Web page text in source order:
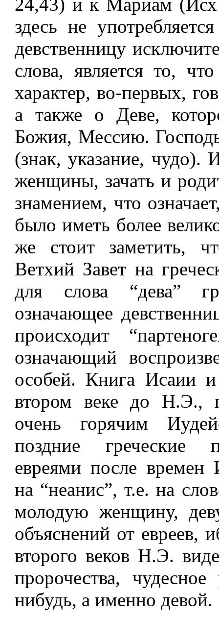
здесь не
девственницу
слова, является то,
характер, во-первых,
а также о Деве,
Божия, Мессию.
(знак, указание,
женщины, зачать и
знамением, что
было иметь более
же стоит заметить,
Ветхий Завет на
для слова “дева”
означающее
происходит
означающий
особей. Книга Исаии
втором веке до Н.Э.,
очень горячим
поздние греческие
евреями после времен
на “неанис”, т.е. на
молодую женщину,
объяснений от евреев,
второго веков Н.Э.
пророчества,
нибудь, а именно девой.